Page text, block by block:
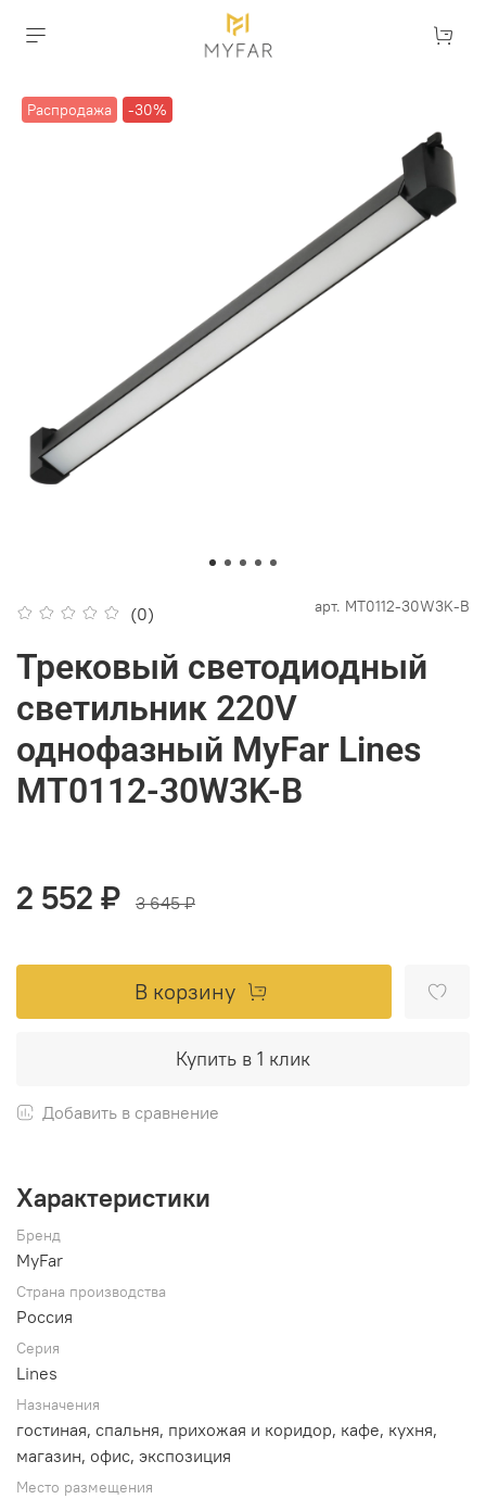
Распродажа -30%
(0) арт. MT0112-30W3K-B
Трековый светодиодный
светильник 220V
однофазный MyFar Lines
MT0112-30W3K-B
2 552 ₽ 3 645 ₽
В корзину
Купить в 1 клик
Добавить в сравнение
Характеристики
Бренд
MyFar
Страна производства
Россия
Серия
Lines
Назначения
гостиная, спальня, прихожая и коридор, кафе, кухня,
магазин, офис, экспозиция
Место размещения